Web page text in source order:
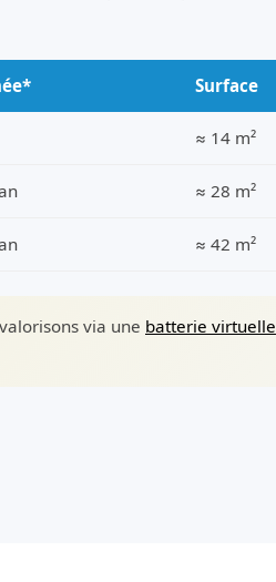
Surface
≈ 14 m²
≈ 28 m²
≈ 42 m²
via une batterie virtuelle